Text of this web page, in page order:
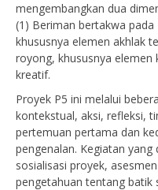
mengembangkan dua
(1) Beriman bertakwa pada
khususnya elemen akhlak
royong, khususnya elemen
kreatif.
Proyek P5 ini melalui
kontekstual, aksi, refleksi,
pertemuan pertama dan
pengenalan. Kegiatan
sosialisasi proyek,
pengetahuan tentang batik